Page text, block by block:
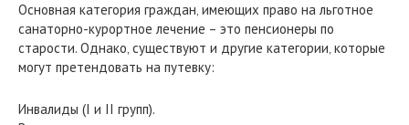
Основная категория граждан‚ имеющих право на льготное
санаторно-курортное лечение – это пенсионеры по
старости. Однако‚ существуют и другие категории‚ которые
могут претендовать на путевку:
Инвалиды (I и II групп).